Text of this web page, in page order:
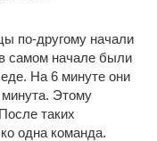
по-другому начали
самом начале были
На 6 минуте они
Этому
таких
одна команда.